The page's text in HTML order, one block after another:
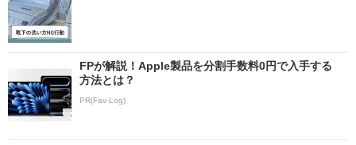
FPが解説！Apple製品を分割手数料0円で入手する
方法とは？
PR(Fav-Log)